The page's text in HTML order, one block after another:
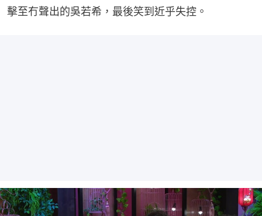
擊至冇聲出的吳若希，最後笑到近乎失控。